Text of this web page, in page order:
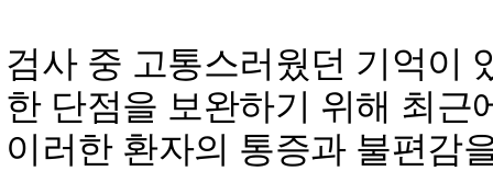
검사 중 고통스러웠던 기억이
한 단점을 보완하기 위해 최근
이러한 환자의 통증과 불편감